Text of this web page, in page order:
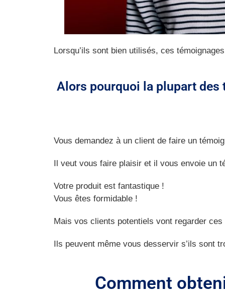
Lorsqu’ils sont bien utilisés, ces
Alors pourquoi la plupart
Vous demandez à un client de faire un
Il veut vous faire plaisir et il vous envoie un
Votre produit est fantastique !
Vous êtes formidable !
Mais vos clients potentiels vont regarder
Ils peuvent même vous desservir s’ils sont
Comment